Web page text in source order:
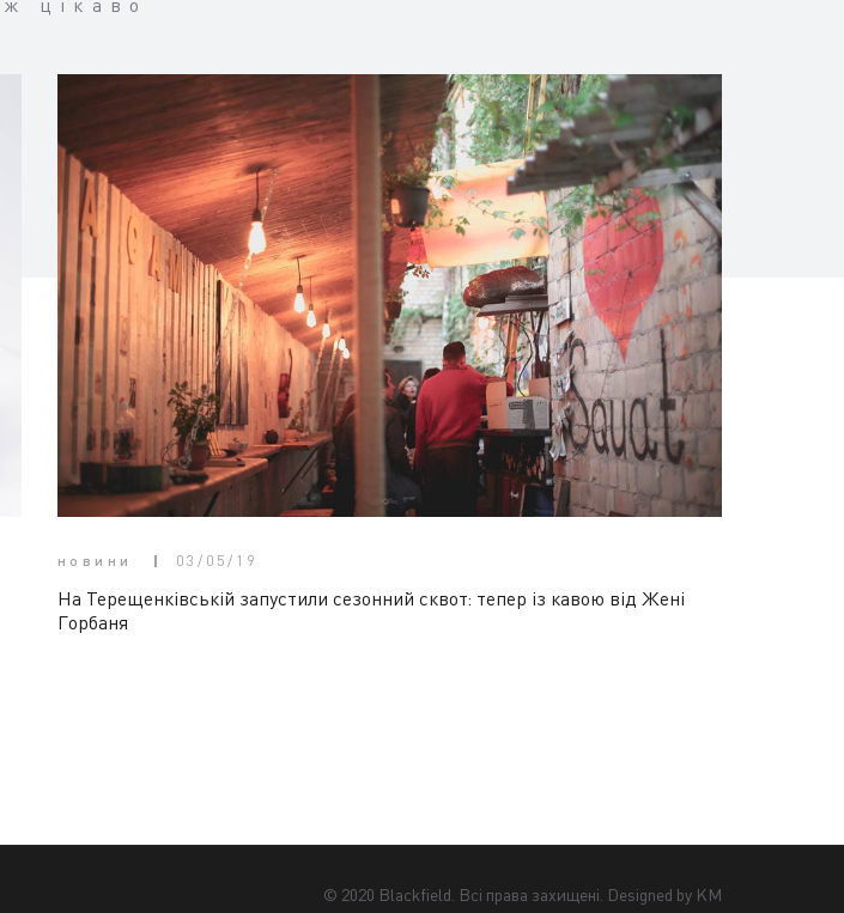
цікаво
новини 03/05/19
На Терещенківській запустили сезонний сквот: тепер із кавою від Жені
Горбаня
© 2020 Blackfield. Всі права захищені. Designed by KM